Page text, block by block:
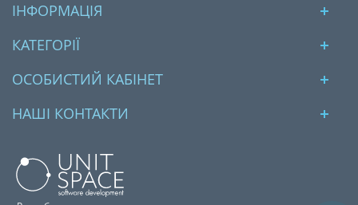
ІНФОРМАЦІЯ
КАТЕГОРІЇ
ОСОБИСТИЙ КАБІНЕТ
НАШІ КОНТАКТИ